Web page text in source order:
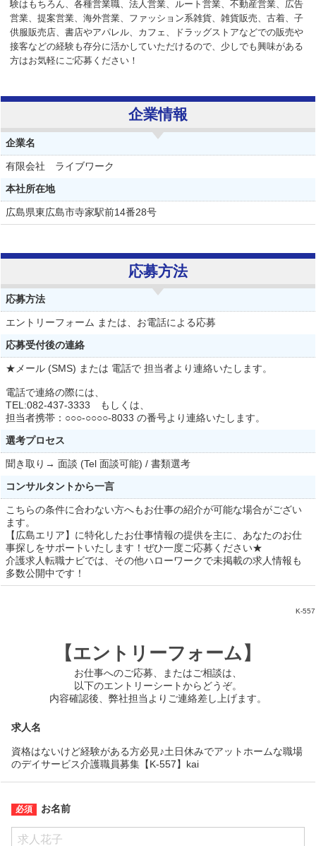
験はもちろん、各種営業職、法人営業、ルート営業、不動産営業、広告
営業、提案営業、海外営業、ファッション系雑貨、雑貨販売、古着、子
供服販売店、書店やアパレル、カフェ、ドラッグストアなどでの販売や
接客などの経験も存分に活かしていただけるので、少しでも興味がある
方はお気軽にご応募ください！
企業情報
企業名
有限会社 ライブワーク
本社所在地
広島県東広島市寺家駅前14番28号
応募方法
応募方法
エントリーフォーム または、お電話による応募
応募受付後の連絡
★メール (SMS) または 電話で 担当者より連絡いたします。
電話で連絡の際には、
TEL:082-437-3333 もしくは、
担当者携帯：○○○-○○○○-8033 の番号より連絡いたします。
選考プロセス
聞き取り→ 面談 (Tel 面談可能) / 書類選考
コンサルタントから一言
こちらの条件に合わない方へもお仕事の紹介が可能な場合がござい
ます。
【広島エリア】に特化したお仕事情報の提供を主に、あなたのお仕
事探しをサポートいたします！ぜひ一度ご応募ください★
介護求人転職ナビでは、その他ハローワークで未掲載の求人情報も
多数公開中です！
K-557
【エントリーフォーム】
お仕事へのご応募、またはご相談は、
以下のエントリーシートからどうぞ。
内容確認後、弊社担当よりご連絡差し上げます。
求人名
資格はないけど経験がある方必見♪土日休みでアットホームな職場
のデイサービス介護職員募集【K-557】kai
お名前